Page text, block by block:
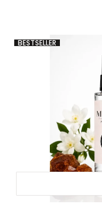
BESTSELLER